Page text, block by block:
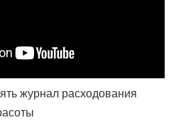
журнал расходования